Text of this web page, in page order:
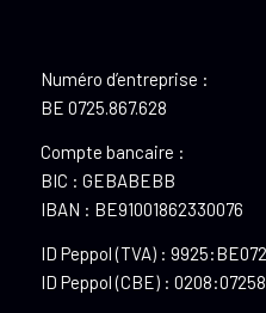
Numéro d’entreprise :
BE 0725.867.628
Compte bancaire :
BIC : GEBABEBB
IBAN : BE91001862330076
ID Peppol (TVA) :
ID Peppol (CBE) :